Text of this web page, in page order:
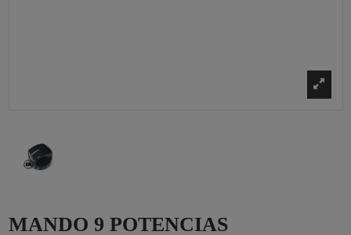
MANDO 9 POTENCIAS